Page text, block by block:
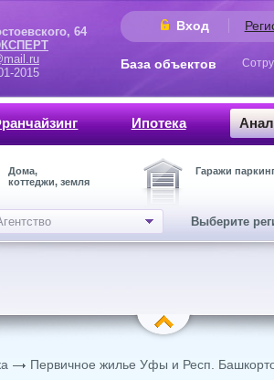
Вход
64
База объектов
Ипотека
Дома,
коттеджи, земля
Гаражи
Выберите
Первичное жилье Уфы и Респ.